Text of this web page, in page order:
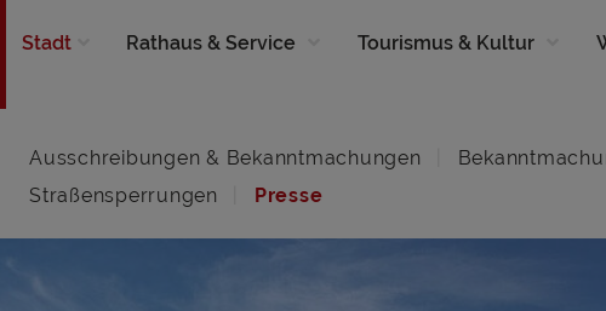
Stadt Rathaus & Service Tourismus & Kultur
Ausschreibungen & Bekanntmachungen
Straßensperrungen
Presse